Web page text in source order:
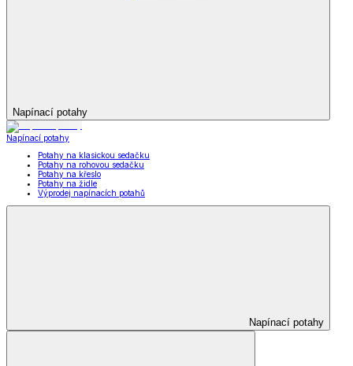
Napínací potahy
Napínací potahy
Potahy na klasickou sedačku
Potahy na rohovou sedačku
Potahy na křeslo
Potahy na židle
Výprodej napínacích potahů
Napínací potahy